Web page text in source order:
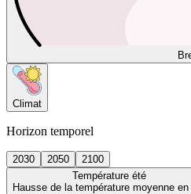
Climat
Horizon temporel
2030 2050
2100
Température été
Hausse de la température moyenne en